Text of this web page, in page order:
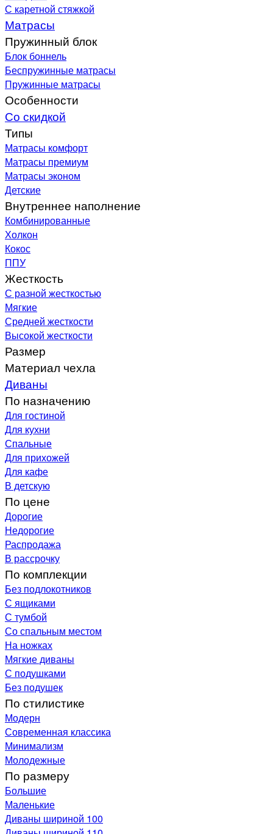
С каретной стяжкой
Матрасы
Пружинный блок
Блок боннель
Беспружинные матрасы
Пружинные матрасы
Особенности
Со скидкой
Типы
Матрасы комфорт
Матрасы премиум
Матрасы эконом
Детские
Внутреннее наполнение
Комбинированные
Холкон
Кокос
ППУ
Жесткость
С разной жесткостью
Мягкие
Средней жесткости
Высокой жесткости
Размер
Материал чехла
Диваны
По назначению
Для гостиной
Для кухни
Спальные
Для прихожей
Для кафе
В детскую
По цене
Дорогие
Недорогие
Распродажа
В рассрочку
По комплекции
Без подлокотников
С ящиками
С тумбой
Со спальным местом
На ножках
Мягкие диваны
С подушками
Без подушек
По стилистике
Модерн
Современная классика
Минимализм
Молодежные
По размеру
Большие
Маленькие
Диваны шириной 100